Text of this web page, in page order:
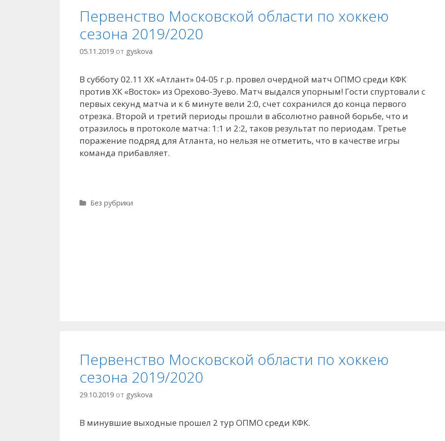
Первенство Московской области по хоккею
сезона 2019/2020
05.11.2019 от gyskova
В субботу 02.11 ХК «Атлант» 04-05 г.р. провел очердной матч ОПМО среди КФК
против ХК «Восток» из Орехово-Зуево. Матч выдался упорным! Гости спуртовали с
первых секунд матча и к 6 минуте вели 2:0, счет сохранился до конца первого
отрезка. Второй и третий периоды прошли в абсолютно равной борьбе, что и
отразилось в протоколе матча: 1:1 и 2:2, таков результат по периодам. Третье
поражение подряд для Атланта, но нельзя не отметить, что в качестве игры
команда прибавляет.
Рубрики
Без рубрики
Первенство Московской области по хоккею
сезона 2019/2020
29.10.2019 от gyskova
В минувшие выходные прошел 2 тур ОПМО среди КФК.